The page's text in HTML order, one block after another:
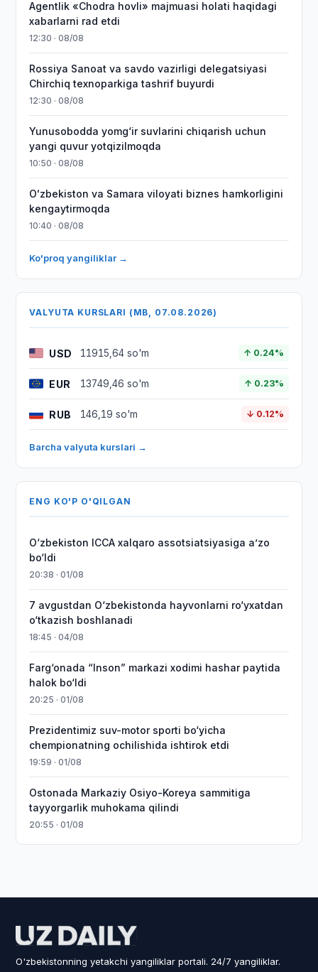
Agentlik «Chodra hovli» majmuasi holati haqidagi
xabarlarni rad etdi
12:30 · 08/08
Rossiya Sanoat va savdo vazirligi delegatsiyasi
Chirchiq texnoparkiga tashrif buyurdi
12:30 · 08/08
Yunusobodda yomg‘ir suvlarini chiqarish uchun
yangi quvur yotqizilmoqda
10:50 · 08/08
Oʻzbekiston va Samara viloyati biznes hamkorligini
kengaytirmoqda
10:40 · 08/08
Ko'proq yangiliklar →
VALYUTA KURSLARI (MB, 07.08.2026)
USD 11915,64 so'm ↑ 0.24%
EUR 13749,46 so'm ↑ 0.23%
RUB 146,19 so'm ↓ 0.12%
Barcha valyuta kurslari →
ENG KO'P O'QILGAN
O‘zbekiston ICCA xalqaro assotsiatsiyasiga aʼzo
bo‘ldi
20:38 · 01/08
7 avgustdan O‘zbekistonda hayvonlarni ro‘yxatdan
o‘tkazish boshlanadi
18:45 · 04/08
Farg‘onada “Inson” markazi xodimi hashar paytida
halok bo‘ldi
20:25 · 01/08
Prezidentimiz suv-motor sporti bo‘yicha
chempionatning ochilishida ishtirok etdi
19:59 · 01/08
Ostonada Markaziy Osiyo-Koreya sammitiga
tayyorgarlik muhokama qilindi
20:55 · 01/08
O'zbekistonning yetakchi yangiliklar portali. 24/7 yangiliklar.